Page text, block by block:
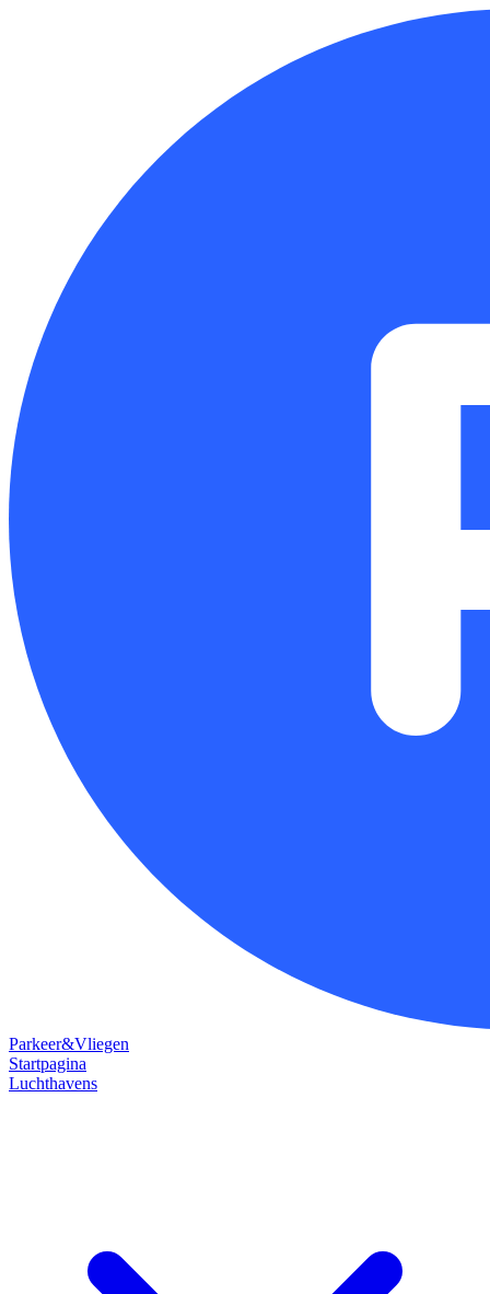
Parkeer&Vliegen
Startpagina
Luchthavens